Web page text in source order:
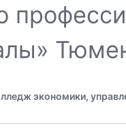
экономики,